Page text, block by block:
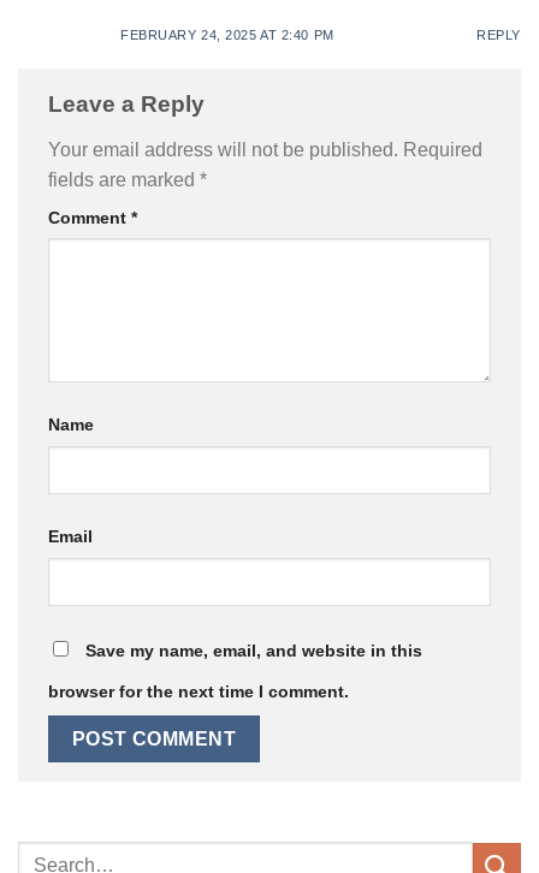
FEBRUARY 24, 2025 AT 2:40 PM REPLY
Leave a Reply
Your email address will not be published. Required
fields are marked *
Comment *
Name
Email
Save my name, email, and website in this
browser for the next time I comment.